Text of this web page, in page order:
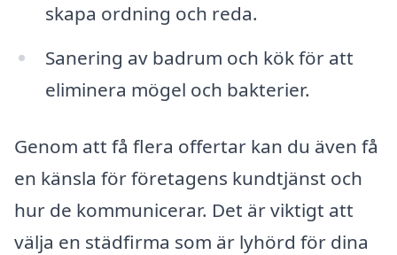
skapa ordning och reda.
Sanering av badrum och kök för att
eliminera mögel och bakterier.
Genom att få flera offertar kan du även få
en känsla för företagens kundtjänst och
hur de kommunicerar. Det är viktigt att
välja en städfirma som är lyhörd för dina